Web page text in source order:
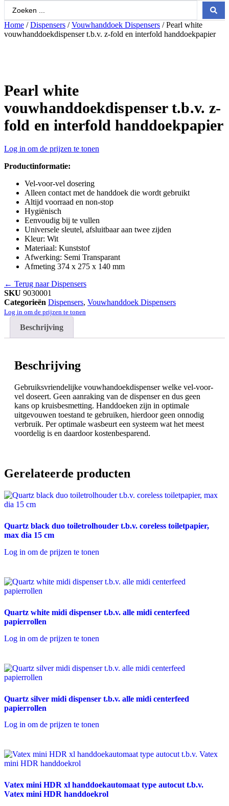
Home /Dispensers /Vouwhanddoek Dispensers / Pearl white
vouwhanddoekdispenser t.b.v. z-fold en interfold handdoekpapier
Pearl white
vouwhanddoekdispenser t.b.v. z-
fold en interfold handdoekpapier
Log in om de prijzen te tonen
Productinformatie:
Vel-voor-vel dosering
Alleen contact met de handdoek die wordt gebruikt
Altijd voorraad en non-stop
Hygiënisch
Eenvoudig bij te vullen
Universele sleutel, afsluitbaar aan twee zijden
Kleur: Wit
Materiaal: Kunststof
Afwerking: Semi Transparant
Afmeting 374 x 275 x 140 mm
← Terug naar Dispensers
SKU 9030001
Categorieën Dispensers, Vouwhanddoek Dispensers
Log in om de prijzen te tonen
Beschrijving
Beschrijving
Gebruiksvriendelijke vouwhandoekdispenser welke vel-voor-
vel doseert. Geen aanraking van de dispenser en dus geen
kans op kruisbesmetting. Handdoeken zijn in optimale
uitgevouwen toestand te gebruiken, hierdoor geen onnodig
verbruik. Per optimale wasbeurt een systeem wat het meest
voordelig is en daardoor kostenbesparend.
Gerelateerde producten
Quartz black duo toiletrolhouder t.b.v. coreless toiletpapier,
max dia 15 cm
Log in om de prijzen te tonen
Quartz white midi dispenser t.b.v. alle midi centerfeed
papierrollen
Log in om de prijzen te tonen
Quartz silver midi dispenser t.b.v. alle midi centerfeed
papierrollen
Log in om de prijzen te tonen
Vatex mini HDR xl handdoekautomaat type autocut t.b.v.
Vatex mini HDR handdoekrol